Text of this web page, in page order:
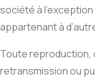
société à
appartenant à
Toute reproduction,
retransmission ou